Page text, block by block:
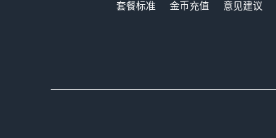
套餐标准
金币充值 意见建议